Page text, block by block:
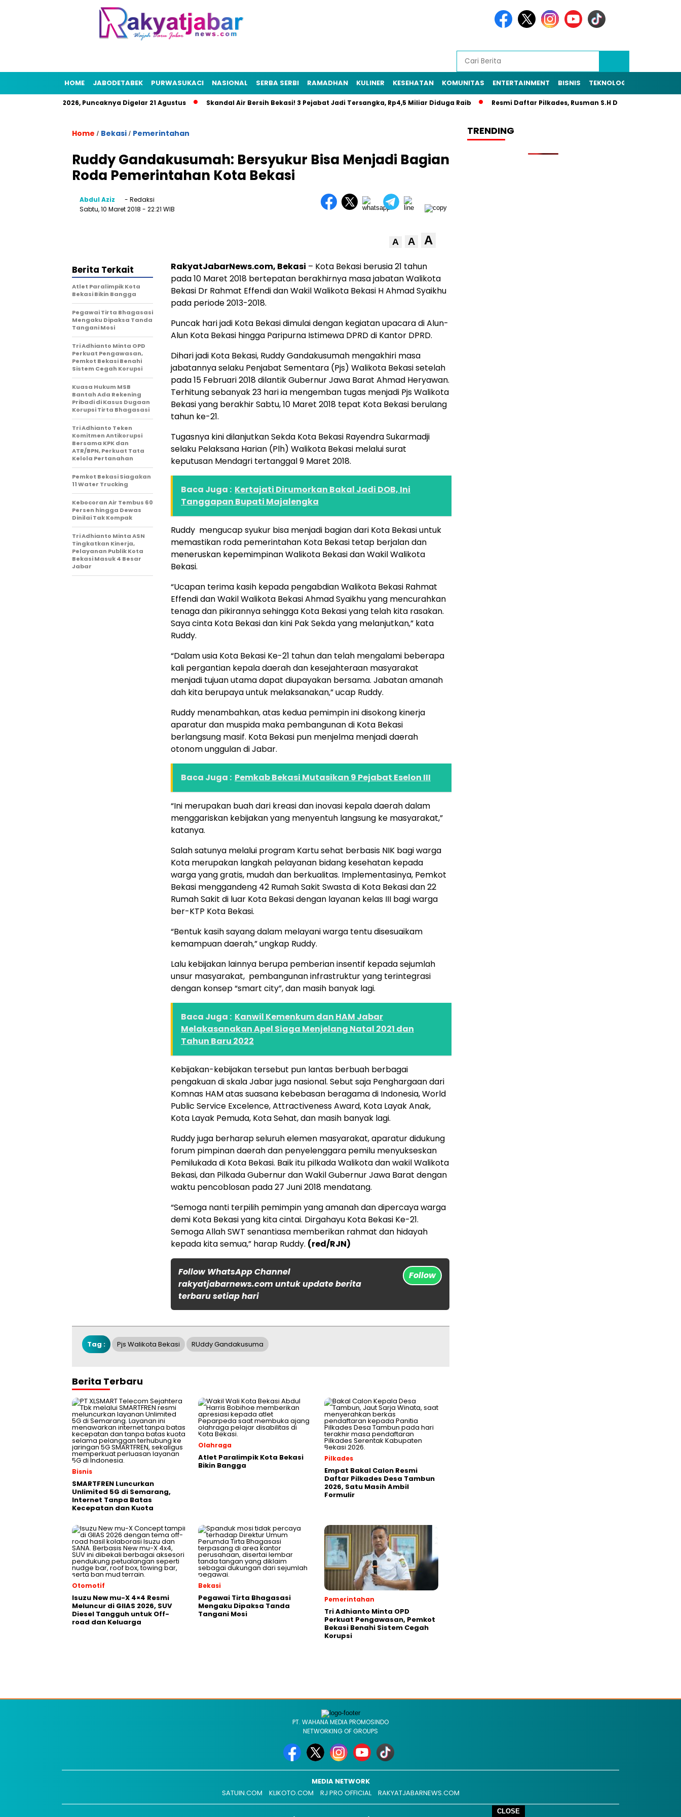
CLOSE
HOME JABODETABEK PURWASUKACI NASIONAL SERBA SERBI RAMADHAN KULINER KESEHATAN KOMUNITAS ENTERTAINMENT BISNIS TEKNOLOGI
HUT RI 2026, Puncaknya Digelar 21 Agustus Skandal Air Bersih Bekasi! 3 Pejabat Jadi Tersangka, Rp4,5 Miliar Diduga Raib Resmi Daftar Pilkades, Rusman S.H Diantar Sekitar 1.000
Home / Bekasi / Pemerintahan
Ruddy Gandakusumah: Bersyukur Bisa Menjadi Bagian
Roda Pemerintahan Kota Bekasi
Abdul Aziz
- Redaksi
Sabtu, 10 Maret 2018 - 22:21 WIB
A A A
RakyatJabarNews.com, Bekasi – Kota Bekasi berusia 21 tahun
pada 10 Maret 2018 bertepatan berakhirnya masa jabatan Walikota
Bekasi Dr Rahmat Effendi dan Wakil Walikota Bekasi H Ahmad Syaikhu
pada periode 2013-2018.
Puncak hari jadi Kota Bekasi dimulai dengan kegiatan upacara di Alun-
Alun Kota Bekasi hingga Paripurna Istimewa DPRD di Kantor DPRD.
Dihari jadi Kota Bekasi, Ruddy Gandakusumah mengakhiri masa
jabatannya selaku Penjabat Sementara (Pjs) Walikota Bekasi setelah
pada 15 Februari 2018 dilantik Gubernur Jawa Barat Ahmad Heryawan.
Terhitung sebanyak 23 hari ia mengemban tugas menjadi Pjs Walikota
Bekasi yang berakhir Sabtu, 10 Maret 2018 tepat Kota Bekasi berulang
tahun ke-21.
Tugasnya kini dilanjutkan Sekda Kota Bekasi Rayendra Sukarmadji
selaku Pelaksana Harian (Plh) Walikota Bekasi melalui surat
keputusan Mendagri tertanggal 9 Maret 2018.
Baca Juga : Kertajati Dirumorkan Bakal Jadi DOB, Ini
Tanggapan Bupati Majalengka
Ruddy mengucap syukur bisa menjadi bagian dari Kota Bekasi untuk
memastikan roda pemerintahan Kota Bekasi tetap berjalan dan
meneruskan kepemimpinan Walikota Bekasi dan Wakil Walikota
Bekasi.
“Ucapan terima kasih kepada pengabdian Walikota Bekasi Rahmat
Effendi dan Wakil Walikota Bekasi Ahmad Syaikhu yang mencurahkan
tenaga dan pikirannya sehingga Kota Bekasi yang telah kita rasakan.
Saya cinta Kota Bekasi dan kini Pak Sekda yang melanjutkan,” kata
Ruddy.
“Dalam usia Kota Bekasi Ke-21 tahun dan telah mengalami beberapa
kali pergantian kepala daerah dan kesejahteraan masyarakat
menjadi tujuan utama dapat diupayakan bersama. Jabatan amanah
dah kita berupaya untuk melaksanakan,” ucap Ruddy.
Ruddy menambahkan, atas kedua pemimpin ini disokong kinerja
aparatur dan muspida maka pembangunan di Kota Bekasi
berlangsung masif. Kota Bekasi pun menjelma menjadi daerah
otonom unggulan di Jabar.
Baca Juga : Pemkab Bekasi Mutasikan 9 Pejabat Eselon III
“Ini merupakan buah dari kreasi dan inovasi kepala daerah dalam
menggariskan kebijakan yang menyentuh langsung ke masyarakat,”
katanya.
Salah satunya melalui program Kartu sehat berbasis NIK bagi warga
Kota merupakan langkah pelayanan bidang kesehatan kepada
warga yang gratis, mudah dan berkualitas. Implementasinya, Pemkot
Bekasi menggandeng 42 Rumah Sakit Swasta di Kota Bekasi dan 22
Rumah Sakit di luar Kota Bekasi dengan layanan kelas III bagi warga
ber-KTP Kota Bekasi.
“Bentuk kasih sayang dalam melayani warga tentu disesuaikam
kemampuan daerah,” ungkap Ruddy.
Lalu kebijakan lainnya berupa pemberian insentif kepada sejumlah
unsur masyarakat, pembangunan infrastruktur yang terintegrasi
dengan konsep “smart city”, dan masih banyak lagi.
Baca Juga : Kanwil Kemenkum dan HAM Jabar
Melakasanakan Apel Siaga Menjelang Natal 2021 dan
Tahun Baru 2022
Kebijakan-kebijakan tersebut pun lantas berbuah berbagai
pengakuan di skala Jabar juga nasional. Sebut saja Penghargaan dari
Komnas HAM atas suasana kebebasan beragama di Indonesia, World
Public Service Excelence, Attractiveness Award, Kota Layak Anak,
Kota Layak Pemuda, Kota Sehat, dan masih banyak lagi.
Ruddy juga berharap seluruh elemen masyarakat, aparatur didukung
forum pimpinan daerah dan penyelenggara pemilu menyukseskan
Pemilukada di Kota Bekasi. Baik itu pilkada Walikota dan wakil Walikota
Bekasi, dan Pilkada Gubernur dan Wakil Gubernur Jawa Barat dengan
waktu pencoblosan pada 27 Juni 2018 mendatang.
“Semoga nanti terpilih pemimpin yang amanah dan dipercaya warga
demi Kota Bekasi yang kita cintai. Dirgahayu Kota Bekasi Ke-21.
Semoga Allah SWT senantiasa memberikan rahmat dan hidayah
kepada kita semua,” harap Ruddy. (red/RJN)
Follow WhatsApp Channel
rakyatjabarnews.com untuk update berita
terbaru setiap hari
Follow
Berita Terkait
Atlet Paralimpik Kota
Bekasi Bikin Bangga
Pegawai Tirta Bhagasasi
Mengaku Dipaksa Tanda
Tangani Mosi
Tri Adhianto Minta OPD
Perkuat Pengawasan,
Pemkot Bekasi Benahi
Sistem Cegah Korupsi
Kuasa Hukum MSB
Bantah Ada Rekening
Pribadi di Kasus Dugaan
Korupsi Tirta Bhagasasi
Tri Adhianto Teken
Komitmen Antikorupsi
Bersama KPK dan
ATR/BPN, Perkuat Tata
Kelola Pertanahan
Pemkot Bekasi Siagakan
11 Water Trucking
Kebocoran Air Tembus 60
Persen hingga Dewas
Dinilai Tak Kompak
Tri Adhianto Minta ASN
Tingkatkan Kinerja,
Pelayanan Publik Kota
Bekasi Masuk 4 Besar
Jabar
Tag : Pjs Walikota Bekasi RUddy Gandakusuma
Berita Terbaru
Bisnis
SMARTFREN Luncurkan
Unlimited 5G di Semarang,
Internet Tanpa Batas
Kecepatan dan Kuota
Olahraga
Atlet Paralimpik Kota Bekasi
Bikin Bangga
Pilkades
Empat Bakal Calon Resmi
Daftar Pilkades Desa Tambun
2026, Satu Masih Ambil
Formulir
Otomotif
Isuzu New mu-X 4×4 Resmi
Meluncur di GIIAS 2026, SUV
Diesel Tangguh untuk Off-
road dan Keluarga
Bekasi
Pegawai Tirta Bhagasasi
Mengaku Dipaksa Tanda
Tangani Mosi
Pemerintahan
Tri Adhianto Minta OPD
Perkuat Pengawasan, Pemkot
Bekasi Benahi Sistem Cegah
Korupsi
TRENDING
PT. WAHANA MEDIA PROMOSINDO
NETWORKING OF GROUPS
MEDIA NETWORK
SATUIN.COM
KLIKOTO.COM RJ PRO OFFICIAL RAKYATJABARNEWS.COM